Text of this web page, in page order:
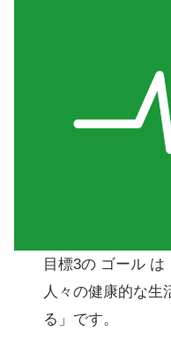
目標3の ゴール
人々の健康的な生
る」です。